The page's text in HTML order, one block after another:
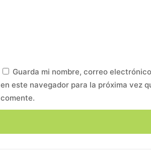
Guarda mi nombre, correo
en este navegador para la próxima vez
comente.